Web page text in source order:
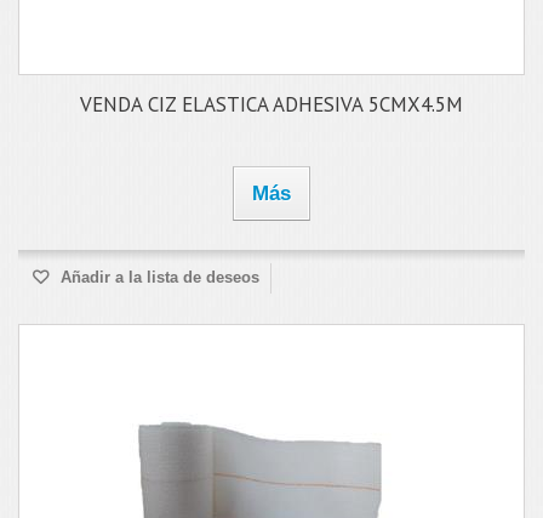
VENDA CIZ ELASTICA ADHESIVA 5CMX4.5M
Más
Añadir a la lista de deseos